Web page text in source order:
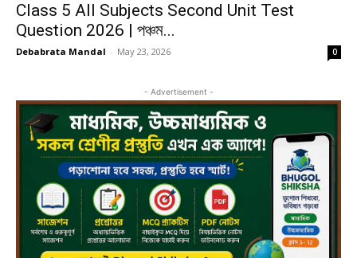
Class 5 All Subjects Second Unit Test
Question 2026 | পঞ্চম...
Debabrata Mandal - May 23, 2026 0
- Advertisement -